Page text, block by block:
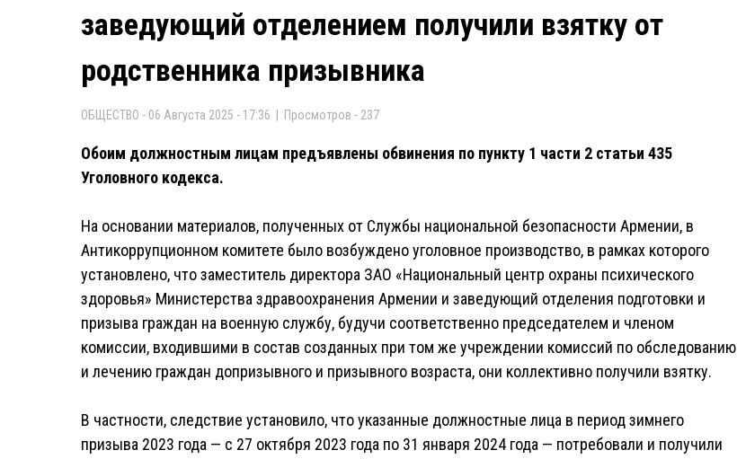
заведующий отделением получили взятку от
родственника призывника
ОБЩЕСТВО - 06 Августа 2025 - 17:36 | Просмотров - 237
Обоим должностным лицам предъявлены обвинения по пункту 1 части 2 статьи 435
Уголовного кодекса.
На основании материалов, полученных от Службы национальной безопасности Армении, в
Антикоррупционном комитете было возбуждено уголовное производство, в рамках которого
установлено, что заместитель директора ЗАО «Национальный центр охраны психического
здоровья» Министерства здравоохранения Армении и заведующий отделения подготовки и
призыва граждан на военную службу, будучи соответственно председателем и членом
комиссии, входившими в состав созданных при том же учреждении комиссий по обследованию
и лечению граждан допризывного и призывного возраста, они коллективно получили взятку.
В частности, следствие установило, что указанные должностные лица в период зимнего
призыва 2023 года — с 27 октября 2023 года по 31 января 2024 года — потребовали и получили